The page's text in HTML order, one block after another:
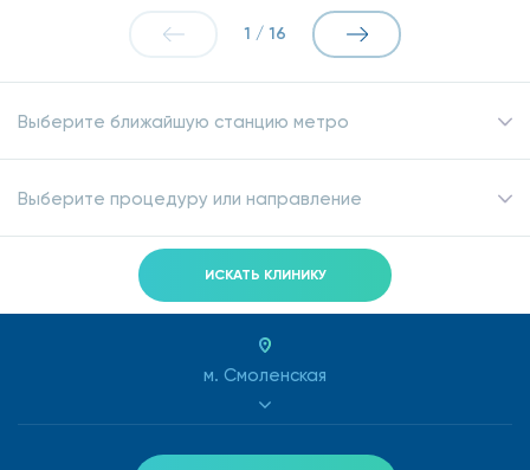
гормональной системы.
Присутствие таких веществ, как кальций, натрий,
Присутствие белка в количестве, превышающем
Наличие мочевой кислоты является маркером
Присутствие глюкозы может указывать на диабет
или почечные патологии.
Низкое количество креатинина возникает при
1 / 16
Выберите ближайшую станцию метро
Выберите процедуру или направление
ИСКАТЬ КЛИНИКУ
м. Смоленская